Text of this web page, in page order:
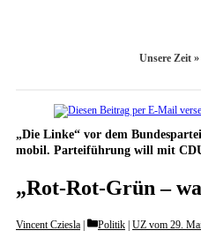
Unsere Zeit »
„Die Linke“ vor dem
mobil. Parteiführung will mit
„Rot-Rot-Grün –
Vincent Cziesla Categories
Politik UZ vom 29.